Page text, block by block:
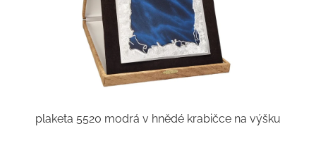
plaketa 5520 modrá v hnědé krabičce na výšku